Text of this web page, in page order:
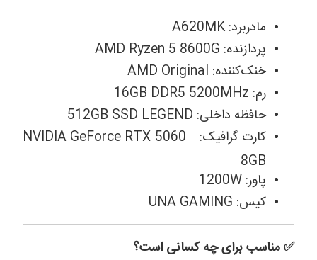
مادربرد: A620MK
پردازنده: AMD Ryzen 5 8600G
خنک‌کننده: AMD Original
رم: 16GB DDR5 5200MHz
حافظه داخلی: 512GB SSD LEGEND
کارت گرافیک: NVIDIA GeForce RTX 5060 –
8GB
پاور: 1200W
کیس: UNA GAMING
✅ مناسب برای چه کسانی است؟